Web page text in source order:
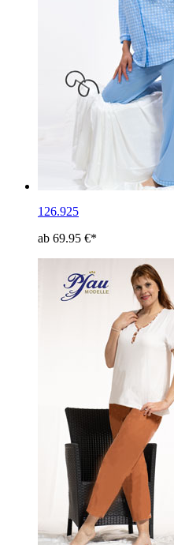
126.925
ab 69.95 €*